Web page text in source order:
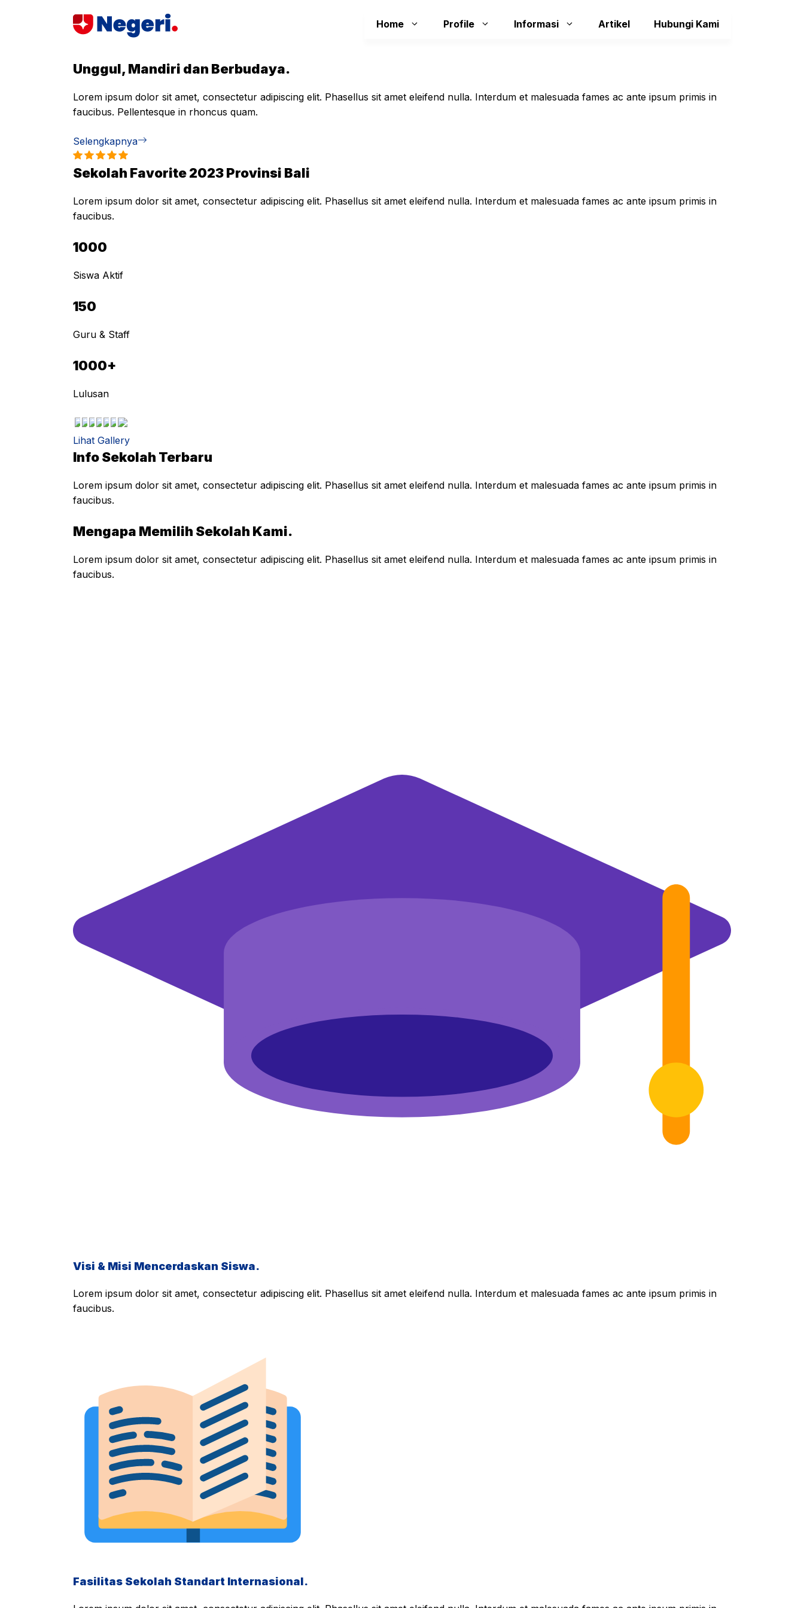
Home Profile Informasi Artikel Hubungi Kami
Unggul, Mandiri dan Berbudaya.
Lorem ipsum dolor sit amet, consectetur adipiscing elit. Phasellus sit amet eleifend nulla. Interdum et malesuada fames ac ante ipsum primis in
faucibus. Pellentesque in rhoncus quam.
Selengkapnya
Sekolah Favorite 2023 Provinsi Bali
Lorem ipsum dolor sit amet, consectetur adipiscing elit. Phasellus sit amet eleifend nulla. Interdum et malesuada fames ac ante ipsum primis in
faucibus.
1000
Siswa Aktif
150
Guru & Staff
1000+
Lulusan
Lihat Gallery
Info Sekolah Terbaru
Lorem ipsum dolor sit amet, consectetur adipiscing elit. Phasellus sit amet eleifend nulla. Interdum et malesuada fames ac ante ipsum primis in
faucibus.
Mengapa Memilih Sekolah Kami.
Lorem ipsum dolor sit amet, consectetur adipiscing elit. Phasellus sit amet eleifend nulla. Interdum et malesuada fames ac ante ipsum primis in
faucibus.
Visi & Misi Mencerdaskan Siswa.
Lorem ipsum dolor sit amet, consectetur adipiscing elit. Phasellus sit amet eleifend nulla. Interdum et malesuada fames ac ante ipsum primis in
faucibus.
Fasilitas Sekolah Standart Internasional.